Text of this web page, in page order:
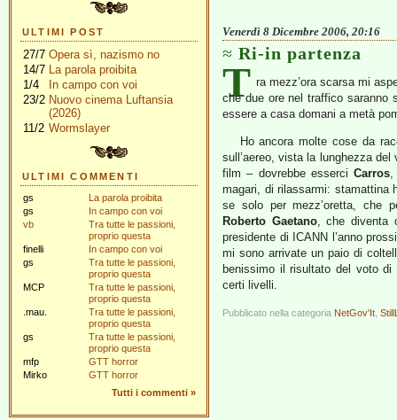
ULTIMI POST
27/7 Opera sì, nazismo no
14/7 La parola proibita
1/4
In campo con voi
23/2 Nuovo cinema Luftansia
(2026)
11/2 Wormslayer
ULTIMI COMMENTI
gs
La parola proibita
gs
In campo con voi
vb
Tra tutte le passioni,
proprio questa
finelli
In campo con voi
gs
Tra tutte le passioni,
proprio questa
MCP
Tra tutte le passioni,
proprio questa
.mau.
Tra tutte le passioni,
proprio questa
gs
Tra tutte le passioni,
proprio questa
mfp
GTT horror
Mirko
GTT horror
Tutti i commenti »
Venerdì 8 Dicembre 2006, 20:16
Ri-in partenza
T ra mezz’ora scarsa mi
che due ore nel traffico saranno
essere a casa domani a metà
Ho ancora molte cose da
sull’aereo, vista la lunghezza
film – dovrebbe esserciCarros,
magari, di rilassarmi: stamattina
se solo per mezz’oretta, che
Roberto Gaetano, che diventa
presidente di ICANN l’anno
mi sono arrivate un paio di
benissimo il risultato del voto
certi livelli.
Pubblicato nella categoria NetGov'It